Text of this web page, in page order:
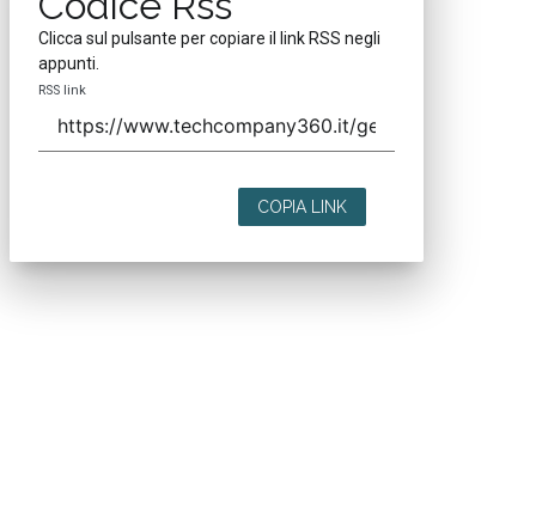
Clicca sul pulsante per copiare il link RSS negli
appunti.
RSS link
COPIA LINK